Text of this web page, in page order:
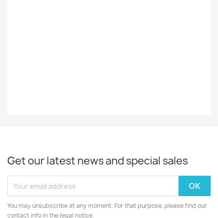
Get our latest news and special sales
You may unsubscribe at any moment. For that purpose, please find our
contact info in the legal notice.